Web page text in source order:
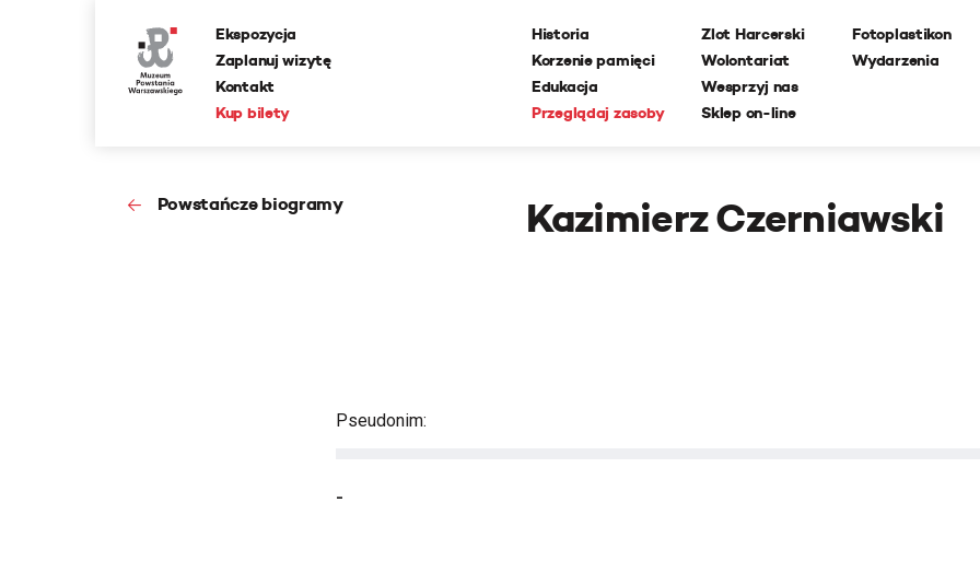
Ekspozycja
Zaplanuj wizytę
Kontakt
Kup bilety
Historia
Korzenie pamięci
Edukacja
Przeglądaj zasoby
Zlot Harcerski
Wolontariat
Wesprzyj nas
Sklep on-line
Fotoplastikon
Wydarzenia
Powstańcze biogramy Kazimierz Czerniawski
Pseudonim:
-